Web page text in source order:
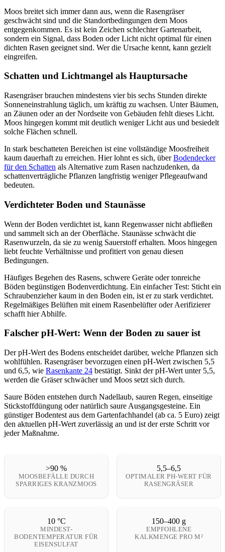
Moos breitet sich immer dann aus, wenn die Rasengräser
geschwächt sind und die Standortbedingungen dem Moos
entgegenkommen. Es ist kein Zeichen schlechter Gartenarbeit,
sondern ein Signal, dass Boden oder Licht nicht optimal für einen
dichten Rasen geeignet sind. Wer die Ursache kennt, kann gezielt
eingreifen.
Schatten und Lichtmangel als Hauptursache
Rasengräser brauchen mindestens vier bis sechs Stunden direkte
Sonneneinstrahlung täglich, um kräftig zu wachsen. Unter Bäumen,
an Zäunen oder an der Nordseite von Gebäuden fehlt dieses Licht.
Moos hingegen kommt mit deutlich weniger Licht aus und besiedelt
solche Flächen schnell.
In stark beschatteten Bereichen ist eine vollständige Moosfreiheit
kaum dauerhaft zu erreichen. Hier lohnt es sich, überBodendecker
für den Schatten als Alternative zum Rasen nachzudenken, da
schattenverträgliche Pflanzen langfristig weniger Pflegeaufwand
bedeuten.
Verdichteter Boden und Staunässe
Wenn der Boden verdichtet ist, kann Regenwasser nicht abfließen
und sammelt sich an der Oberfläche. Staunässe schwächt die
Rasenwurzeln, da sie zu wenig Sauerstoff erhalten. Moos hingegen
liebt feuchte Verhältnisse und profitiert von genau diesen
Bedingungen.
Häufiges Begehen des Rasens, schwere Geräte oder tonreiche
Böden begünstigen Bodenverdichtung. Ein einfacher Test: Sticht ein
Schraubenzieher kaum in den Boden ein, ist er zu stark verdichtet.
Regelmäßiges Belüften mit einem Rasenbelüfter oder Aerifizierer
schafft hier Abhilfe.
Falscher pH-Wert: Wenn der Boden zu sauer ist
Der pH-Wert des Bodens entscheidet darüber, welche Pflanzen sich
wohlfühlen. Rasengräser bevorzugen einen pH-Wert zwischen 5,5
und 6,5, wie Rasenkante 24 bestätigt. Sinkt der pH-Wert unter 5,5,
werden die Gräser schwächer und Moos setzt sich durch.
Saure Böden entstehen durch Nadellaub, sauren Regen, einseitige
Stickstoffdüngung oder natürlich saure Ausgangsgesteine. Ein
günstiger Bodentest aus dem Gartenfachhandel (ab ca. 5 Euro) zeigt
den aktuellen pH-Wert zuverlässig an und ist der erste Schritt vor
jeder Maßnahme.
>90 %
MOOSBEFÄLLE DURCH
SPARRIGES KRANZMOOS
5,5–6,5
OPTIMALER PH-WERT FÜR
RASENGRÄSER
10 °C
MINDEST-
BODENTEMPERATUR FÜR
EISENSULFAT
150–400 g
EMPFOHLENE
KALKMENGE PRO M²